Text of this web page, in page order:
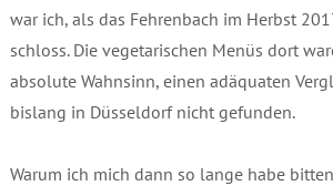
war ich, als das Fehrenbach im Herbst
schloss. Die vegetarischen Menüs dort
absolute Wahnsinn, einen adäquaten
bislang in Düsseldorf nicht gefunden.
Warum ich mich dann so lange habe